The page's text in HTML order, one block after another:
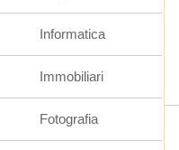
Informatica
Immobiliari
Fotografia